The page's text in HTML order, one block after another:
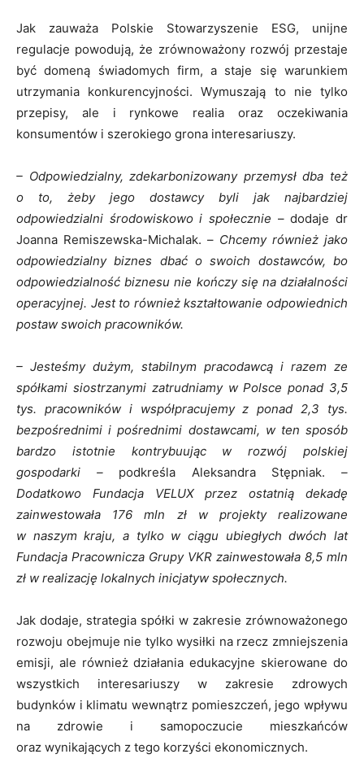
Jak zauważa Polskie Stowarzyszenie ESG, unijne
regulacje powodują, że zrównoważony rozwój przestaje
być domeną świadomych firm, a staje się warunkiem
utrzymania konkurencyjności. Wymuszają to nie tylko
przepisy, ale i rynkowe realia oraz oczekiwania
konsumentów i szerokiego grona interesariuszy.
– Odpowiedzialny, zdekarbonizowany przemysł dba też
o to, żeby jego dostawcy byli jak najbardziej
odpowiedzialni środowiskowo i społecznie – dodaje dr
Joanna Remiszewska-Michalak. – Chcemy również jako
odpowiedzialny biznes dbać o swoich dostawców, bo
odpowiedzialność biznesu nie kończy się na działalności
operacyjnej. Jest to również kształtowanie odpowiednich
postaw swoich pracowników.
– Jesteśmy dużym, stabilnym pracodawcą i razem ze
spółkami siostrzanymi zatrudniamy w Polsce ponad 3,5
tys. pracowników i współpracujemy z ponad 2,3 tys.
bezpośrednimi i pośrednimi dostawcami, w ten sposób
bardzo istotnie kontrybuując w rozwój polskiej
gospodarki –podkreśla Aleksandra Stępniak. –
Dodatkowo Fundacja VELUX przez ostatnią dekadę
zainwestowała 176 mln zł w projekty realizowane
w naszym kraju, a tylko w ciągu ubiegłych dwóch lat
Fundacja Pracownicza Grupy VKR zainwestowała 8,5 mln
zł w realizację lokalnych inicjatyw społecznych.
Jak dodaje, strategia spółki w zakresie zrównoważonego
rozwoju obejmuje nie tylko wysiłki na rzecz zmniejszenia
emisji, ale również działania edukacyjne skierowane do
wszystkich interesariuszy w zakresie zdrowych
budynków i klimatu wewnątrz pomieszczeń, jego wpływu
na zdrowie i samopoczucie mieszkańców
oraz wynikających z tego korzyści ekonomicznych.